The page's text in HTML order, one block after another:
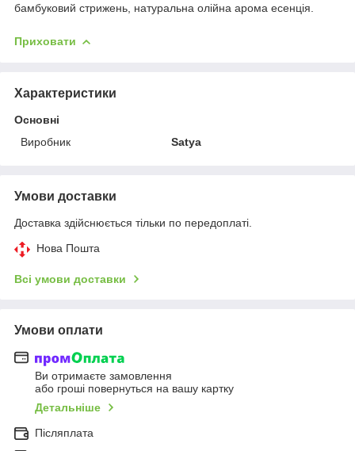
бамбуковий стрижень, натуральна олійна арома есенція.
Приховати
Характеристики
Основні
Виробник
Satya
Умови доставки
Доставка здійснюється тільки по передоплаті.
Нова Пошта
Всі умови доставки
Умови оплати
Ви отримаєте замовлення
або гроші повернуться на вашу картку
Детальніше
Післяплата